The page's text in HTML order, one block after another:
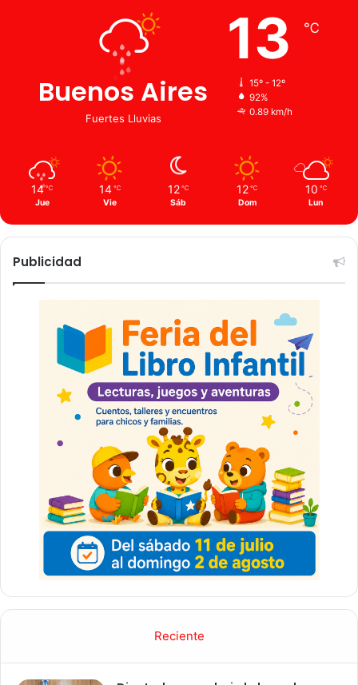
Buenos Aires
Fuertes Lluvias
13 ℃
15º - 12º
92%
0.89 km/h
14 ℃
Jue
14 ℃
Vie
12 ℃
Sáb
12 ℃
Dom
10 ℃
Lun
Publicidad
Reciente